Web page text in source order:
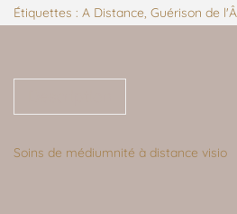
Étiquettes : A Distance, Guérison de
Soins de médiumnité à distance visio